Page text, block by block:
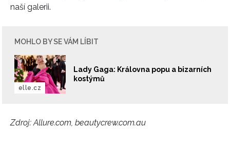
naší galerii.
MOHLO BY SE VÁM LÍBIT
Lady Gaga: Královna popu a bizarních
kostýmů
elle.cz
Zdroj: Allure.com, beautycrew.com.au